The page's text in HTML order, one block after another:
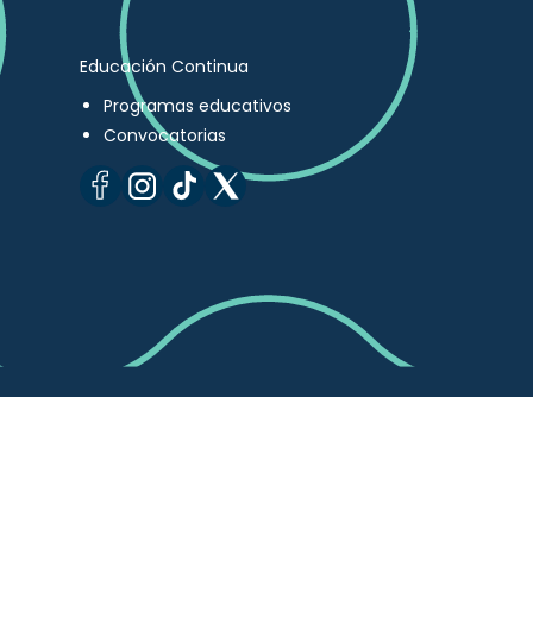
Educación Continua
Programas educativos
Convocatorias